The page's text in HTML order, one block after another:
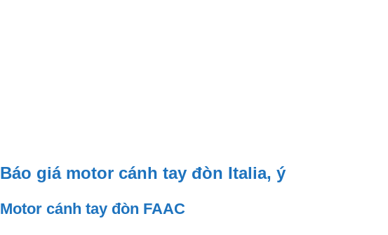
Báo giá motor cánh tay đòn Italia, ý
Motor cánh tay đòn FAAC